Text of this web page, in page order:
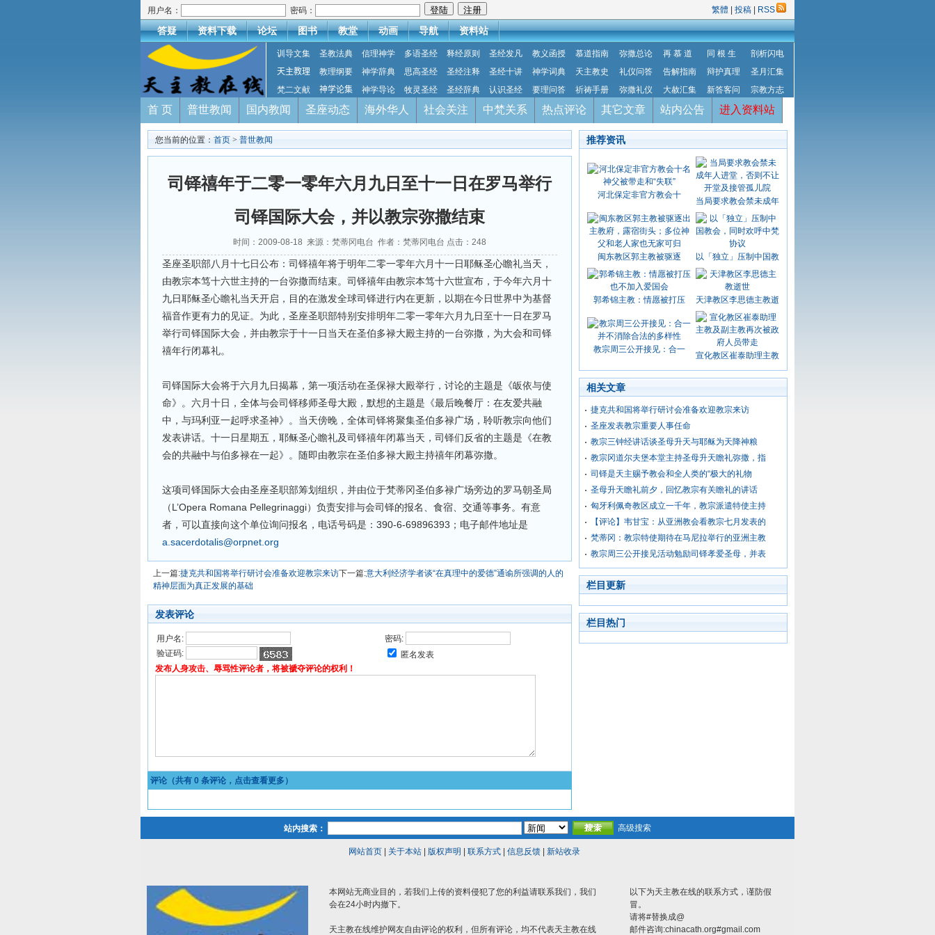
用户名： 密码： 繁體 投稿 RSS
答疑 资料下载 论坛 图书 教堂 动画 导航 资料站
训导文集 圣教法典 信理神学 多语圣经 释经原则 圣经发凡 教义函授 慕道指南 弥撒总论 再 慕 道 同 根 生
剖析闪电
天主教理
教理纲要 神学辞典 思高圣经 圣经注释 圣经十讲 神学词典 天主教史 礼仪问答 告解指南 辩护真理
圣月汇集
梵二文献
神学论集 神学导论 牧灵圣经 圣经辞典 认识圣经 要理问答 祈祷手册 弥撒礼仪 大赦汇集 新答客问 宗教方志
首 页 普世教闻 国内教闻 圣座动态 海外华人 社会关注 中梵关系 热点评论 其它文章 站内公告 进入资料站
您当前的位置： 首页 > 普世教闻
司铎禧年于二零一零年六月九日至十一日在罗马举行
司铎国际大会，并以教宗弥撒结束
时间：2009-08-18 来源：梵蒂冈电台 作者：梵蒂冈电台 点击： 248
圣座圣职部八月十七日公布：司铎禧年将于明年二零一零年六月十一日耶稣圣心瞻礼当天，
由教宗本笃十六世主持的一台弥撒而结束。司铎禧年由教宗本笃十六世宣布，于今年六月十
九日耶稣圣心瞻礼当天开启，目的在激发全球司铎进行内在更新，以期在今日世界中为基督
福音作更有力的见证。为此，圣座圣职部特别安排明年二零一零年六月九日至十一日在罗马
举行司铎国际大会，并由教宗于十一日当天在圣伯多禄大殿主持的一台弥撒，为大会和司铎
禧年行闭幕礼。
司铎国际大会将于六月九日揭幕，第一项活动在圣保禄大殿举行，讨论的主题是《皈依与使
命》。六月十日，全体与会司铎移师圣母大殿，默想的主题是《最后晚餐厅：在友爱共融
中，与玛利亚一起呼求圣神》。当天傍晚，全体司铎将聚集圣伯多禄广场，聆听教宗向他们
发表讲话。十一日星期五，耶稣圣心瞻礼及司铎禧年闭幕当天，司铎们反省的主题是《在教
会的共融中与伯多禄在一起》。随即由教宗在圣伯多禄大殿主持禧年闭幕弥撒。
这项司铎国际大会由圣座圣职部筹划组织，并由位于梵蒂冈圣伯多禄广场旁边的罗马朝圣局
（L’Opera Romana Pellegrinaggi）负责安排与会司铎的报名、食宿、交通等事务。有意
者，可以直接向这个单位询问报名，电话号码是：390-6-69896393；电子邮件地址是
a.sacerdotalis@orpnet.org
上一篇:捷克共和国将举行研讨会准备欢迎教宗来访下一篇:意大利经济学者谈“在真理中的爱德”通谕所强调的人的
精神层面为真正发展的基础
发表评论
用户名:
密码:
验证码:
匿名发表
发布人身攻击、辱骂性评论者，将被褫夺评论的权利！
评论（共有 0 条评论，点击查看更多）
推荐资讯
河北保定非官方教会十
当局要求教会禁未成年
闽东教区郭主教被驱逐 以「独立」压制中国教
郭希锦主教：情愿被打压 天津教区李思德主教逝
教宗周三公开接见：合一
宣化教区崔泰助理主教
相关文章
捷克共和国将举行研讨会准备欢迎教宗来访
圣座发表教宗重要人事任命
教宗三钟经讲话谈圣母升天与耶稣为天降神粮
教宗冈道尔夫堡本堂主持圣母升天瞻礼弥撒，指
司铎是天主赐予教会和全人类的“极大的礼物
圣母升天瞻礼前夕，回忆教宗有关瞻礼的讲话
匈牙利佩奇教区成立一千年，教宗派遣特使主持
【评论】韦甘宝：从亚洲教会看教宗七月发表的
梵蒂冈：教宗特使期待在马尼拉举行的亚洲主教
教宗周三公开接见活动勉励司铎孝爱圣母，并表
栏目更新
栏目热门
站内搜索： 高级搜索
网站首页| 关于本站| 版权声明 联系方式| 信息反馈| 新站收录
本网站无商业目的，若我们上传的资料侵犯了您的利益请联系我们，我们
会在24小时内撤下。
天主教在线维护网友自由评论的权利，但所有评论，均不代表天主教在线
以下为天主教在线的联系方式，谨防假
冒。
请将#替换成@
邮件咨询:chinacath.org#gmail.com